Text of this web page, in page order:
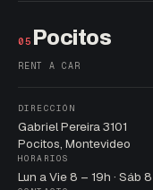
05 Pocitos
RENT A CAR
DIRECCIÓN
Gabriel Pereira 3101
Pocitos, Montevideo
HORARIOS
Lun a Vie 8 – 19h · Sáb